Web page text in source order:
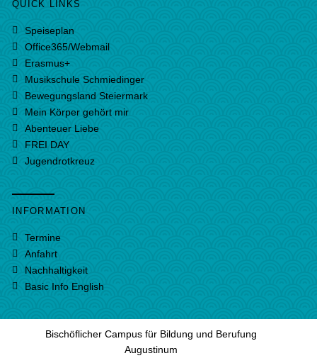
QUICK LINKS
Speiseplan
Office365/Webmail
Erasmus+
Musikschule Schmiedinger
Bewegungsland Steiermark
Mein Körper gehört mir
Abenteuer Liebe
FREI DAY
Jugendrotkreuz
INFORMATION
Termine
Anfahrt
Nachhaltigkeit
Basic Info English
Bischöflicher Campus für Bildung und Berufung
Augustinum